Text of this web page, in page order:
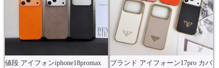
値段 アイフォンiphone18promax
ブランド アイフォーン17pro カバ